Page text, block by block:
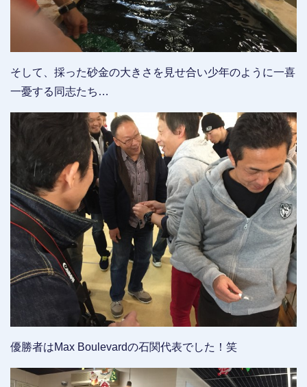
そして、採った砂金の大きさを見せ合い少年のように一喜
一憂する同志たち…
優勝者はMax Boulevardの石関代表でした！笑